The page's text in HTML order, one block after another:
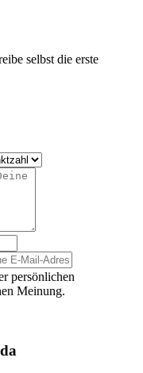
selbst die erste
persönlichen
Meinung.